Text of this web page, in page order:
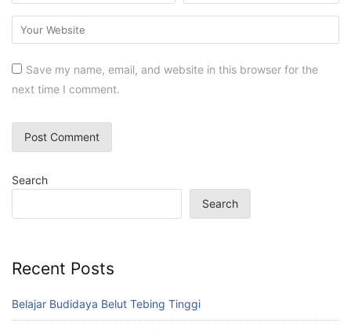
Save my name, email, and website in this browser for the
next time I comment.
Search
Search
Recent Posts
Belajar Budidaya Belut Tebing Tinggi